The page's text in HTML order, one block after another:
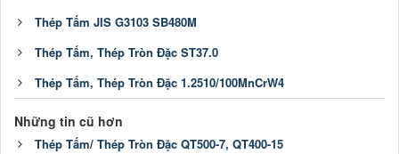
Thép Tấm JIS G3103 SB480M
Thép Tấm, Thép Tròn Đặc ST37.0
Thép Tấm, Thép Tròn Đặc 1.2510/100MnCrW4
Những tin cũ hơn
Thép Tấm/ Thép Tròn Đặc QT500-7, QT400-15